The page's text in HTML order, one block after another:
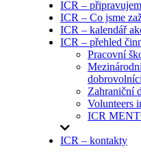
ICR –
ICR – Co jsme
ICR – kalendář
ICR – přehled
Pracovní
dobrovolníci
Zahraniční
Volunteers
ICR
ICR – kontakty